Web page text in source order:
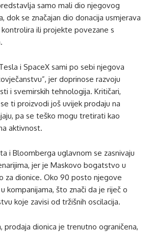
samo mali dio njegovog
dok se značajan dio donacija usmjerava
ili projekte povezane s
i SpaceX sami po sebi njegova
jer doprinose razvoju
i svemirskih tehnologija. Kritičari,
ti proizvodi još uvijek prodaju na
pa se teško mogu tretirati kao
aktivnost.
i Bloomberga uglavnom se zasnivaju
jer je Maskovo bogatstvo u
za dionice. Oko 90 posto njegove
kompanijama, što znači da je riječ o
koje zavisi od tržišnih oscilacija.
prodaja dionica je trenutno ograničena,